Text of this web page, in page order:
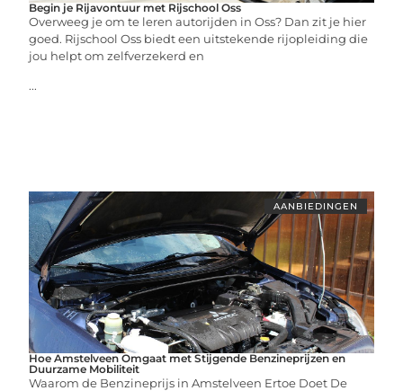
Begin je Rijavontuur met Rijschool Oss
Overweeg je om te leren autorijden in Oss? Dan zit je hier
goed. Rijschool Oss biedt een uitstekende rijopleiding die
jou helpt om zelfverzekerd en
...
AANBIEDINGEN
Hoe Amstelveen Omgaat met Stijgende Benzineprijzen en
Duurzame Mobiliteit
Waarom de Benzineprijs in Amstelveen Ertoe Doet De